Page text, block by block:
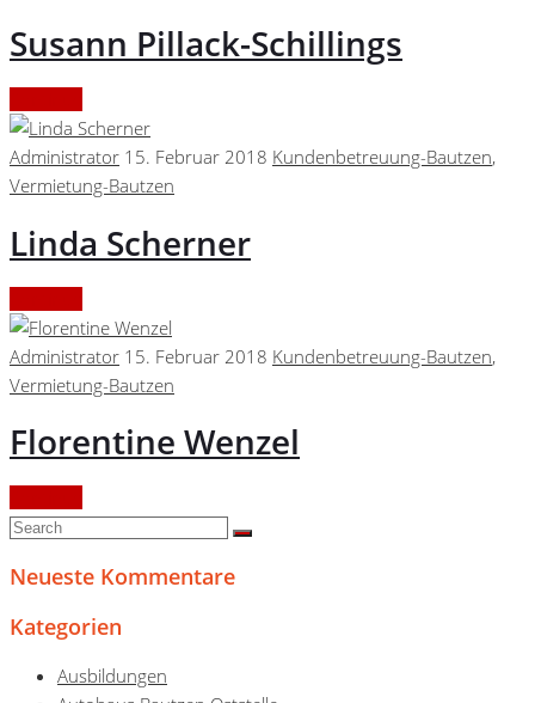
Susann Pillack-Schillings
Administrator 15. Februar 2018 Kundenbetreuung-Bautzen,
Vermietung-Bautzen
Linda Scherner
Administrator 15. Februar 2018 Kundenbetreuung-Bautzen,
Vermietung-Bautzen
Florentine Wenzel
Neueste Kommentare
Kategorien
Ausbildungen